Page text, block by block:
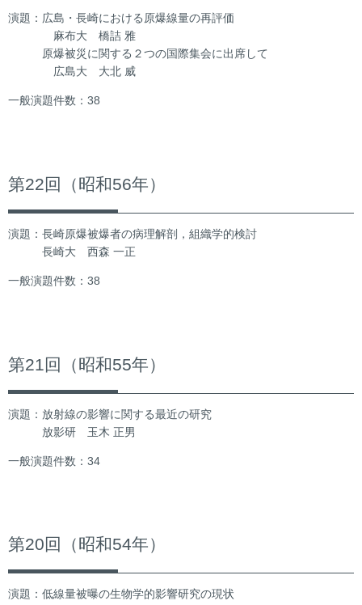
演題：広島・長崎における原爆線量の再評価
麻布大 橋詰 雅
原爆被災に関する２つの国際集会に出席して
広島大 大北 威
一般演題件数：38
第22回（昭和56年）
演題：長崎原爆被爆者の病理解剖，組織学的検討
長崎大 西森 一正
一般演題件数：38
第21回（昭和55年）
演題：放射線の影響に関する最近の研究
放影研 玉木 正男
一般演題件数：34
第20回（昭和54年）
演題：低線量被曝の生物学的影響研究の現状